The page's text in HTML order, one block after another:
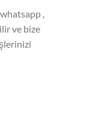
,
ve bize